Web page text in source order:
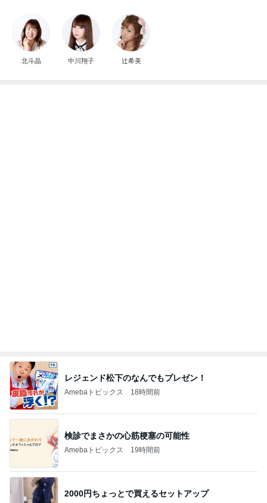
北斗晶 中川翔子 辻希美
レジェンド松下のなんでもプレゼン！
Amebaトピックス 18時間前
検診でまさかの心筋梗塞の可能性
Amebaトピックス 19時間前
2000円ちょっとで買えるセットアップ